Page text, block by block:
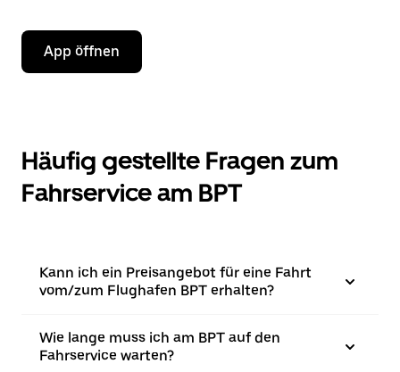
App öffnen
Häufig gestellte Fragen zum
Fahrservice am BPT
Kann ich ein Preisangebot für eine Fahrt
vom/zum Flughafen BPT erhalten?
Wie lange muss ich am BPT auf den
Fahrservice warten?